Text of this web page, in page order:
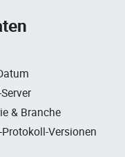
& Branche
Versionen